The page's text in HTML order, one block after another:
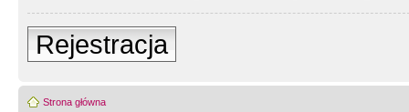
Rejestracja
Strona główna